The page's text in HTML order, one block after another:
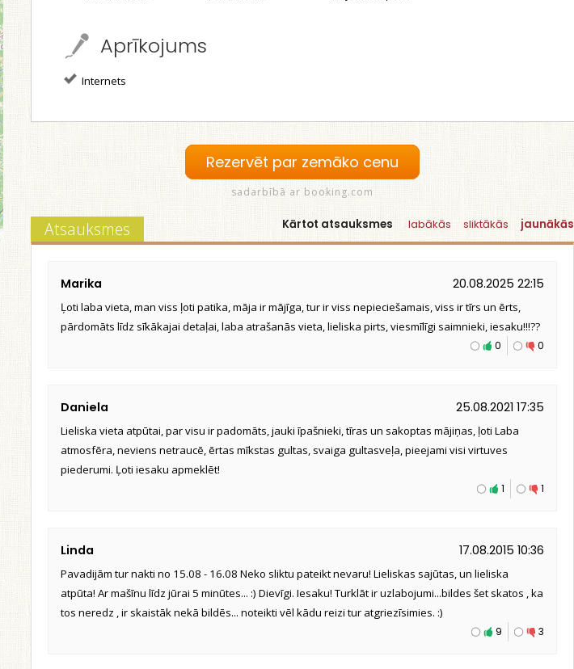
Aprīkojums
Internets
Rezervēt par zemāko cenu
sadarbībā ar booking.com
Kārtot atsauksmes labākās sliktākās jaunākās
Atsauksmes
Marika 20.08.2025 22:15
Ļoti laba vieta, man viss ļoti patika, māja ir mājīga, tur ir viss nepieciešamais, viss ir tīrs un ērts,
pārdomāts līdz sīkākajai detaļai, laba atrašanās vieta, lieliska pirts, viesmīlīgi saimnieki, iesaku!!!??
0
0
Daniela 25.08.2021 17:35
Lieliska vieta atpūtai, par visu ir padomāts, jauki īpašnieki, tīras un sakoptas mājiņas, ļoti Laba
atmosfēra, neviens netraucē, ērtas mīkstas gultas, svaiga gultasveļa, pieejami visi virtuves
piederumi. Ļoti iesaku apmeklēt!
1
1
Linda 17.08.2015 10:36
Pavadijām tur nakti no 15.08 - 16.08 Neko sliktu pateikt nevaru! Lieliskas sajūtas, un lieliska
atpūta! Ar mašīnu līdz jūrai 5 minūtes... :) Dievīgi. Iesaku! Turklāt ir uzlabojumi...bildes šet skatos , ka
tos neredz , ir skaistāk nekā bildēs... noteikti vēl kādu reizi tur atgriezīsimies. :)
3
9